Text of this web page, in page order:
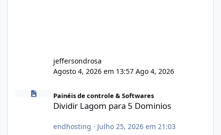
jeffersondrosa
Agosto 4, 2026 em 13:57 Ago 4, 2026
Dividir Lagom para 5 Dominios
Painéis de controle & Softwares
Dividir Lagom para 5 Dominios
endhosting · Julho 25, 2026 em 21:03